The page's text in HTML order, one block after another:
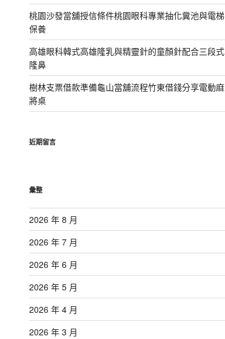
桃園沙發當舖授信條件桃園眼科專業抽化糞池與電梯
保養
高雄眼科韓式高雄隆乳與精靈針的童顏針配合三段式
隆鼻
樹林支票借款準備龜山當舖流程竹東借錢分享電動麻
將桌
近期留言
彙整
2026 年 8 月
2026 年 7 月
2026 年 6 月
2026 年 5 月
2026 年 4 月
2026 年 3 月